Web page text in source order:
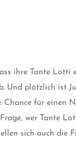
ihre Tante Lotti
Und plötzlich ist
Chance für einen
wer Tante
sich auch die